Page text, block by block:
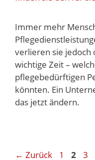
Immer mehr
verlieren sie jedoch
wichtige Zeit –
pflegebedürftigen
könnten. Ein
das jetzt ändern.
← Zurück 1 2 3